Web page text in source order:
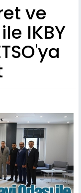
ve
IKBY